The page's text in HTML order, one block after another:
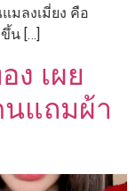
มลงเมี่ยง คือ
น […]
ง เผย
นแถมผ้า